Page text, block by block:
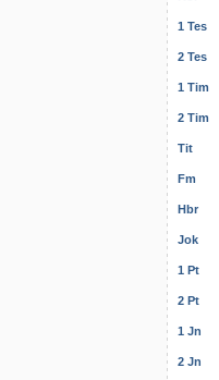
1 Tes
2 Tes
1 Tim
2 Tim
Tit
Fm
Hbr
Jok
1 Pt
2 Pt
1 Jn
2 Jn